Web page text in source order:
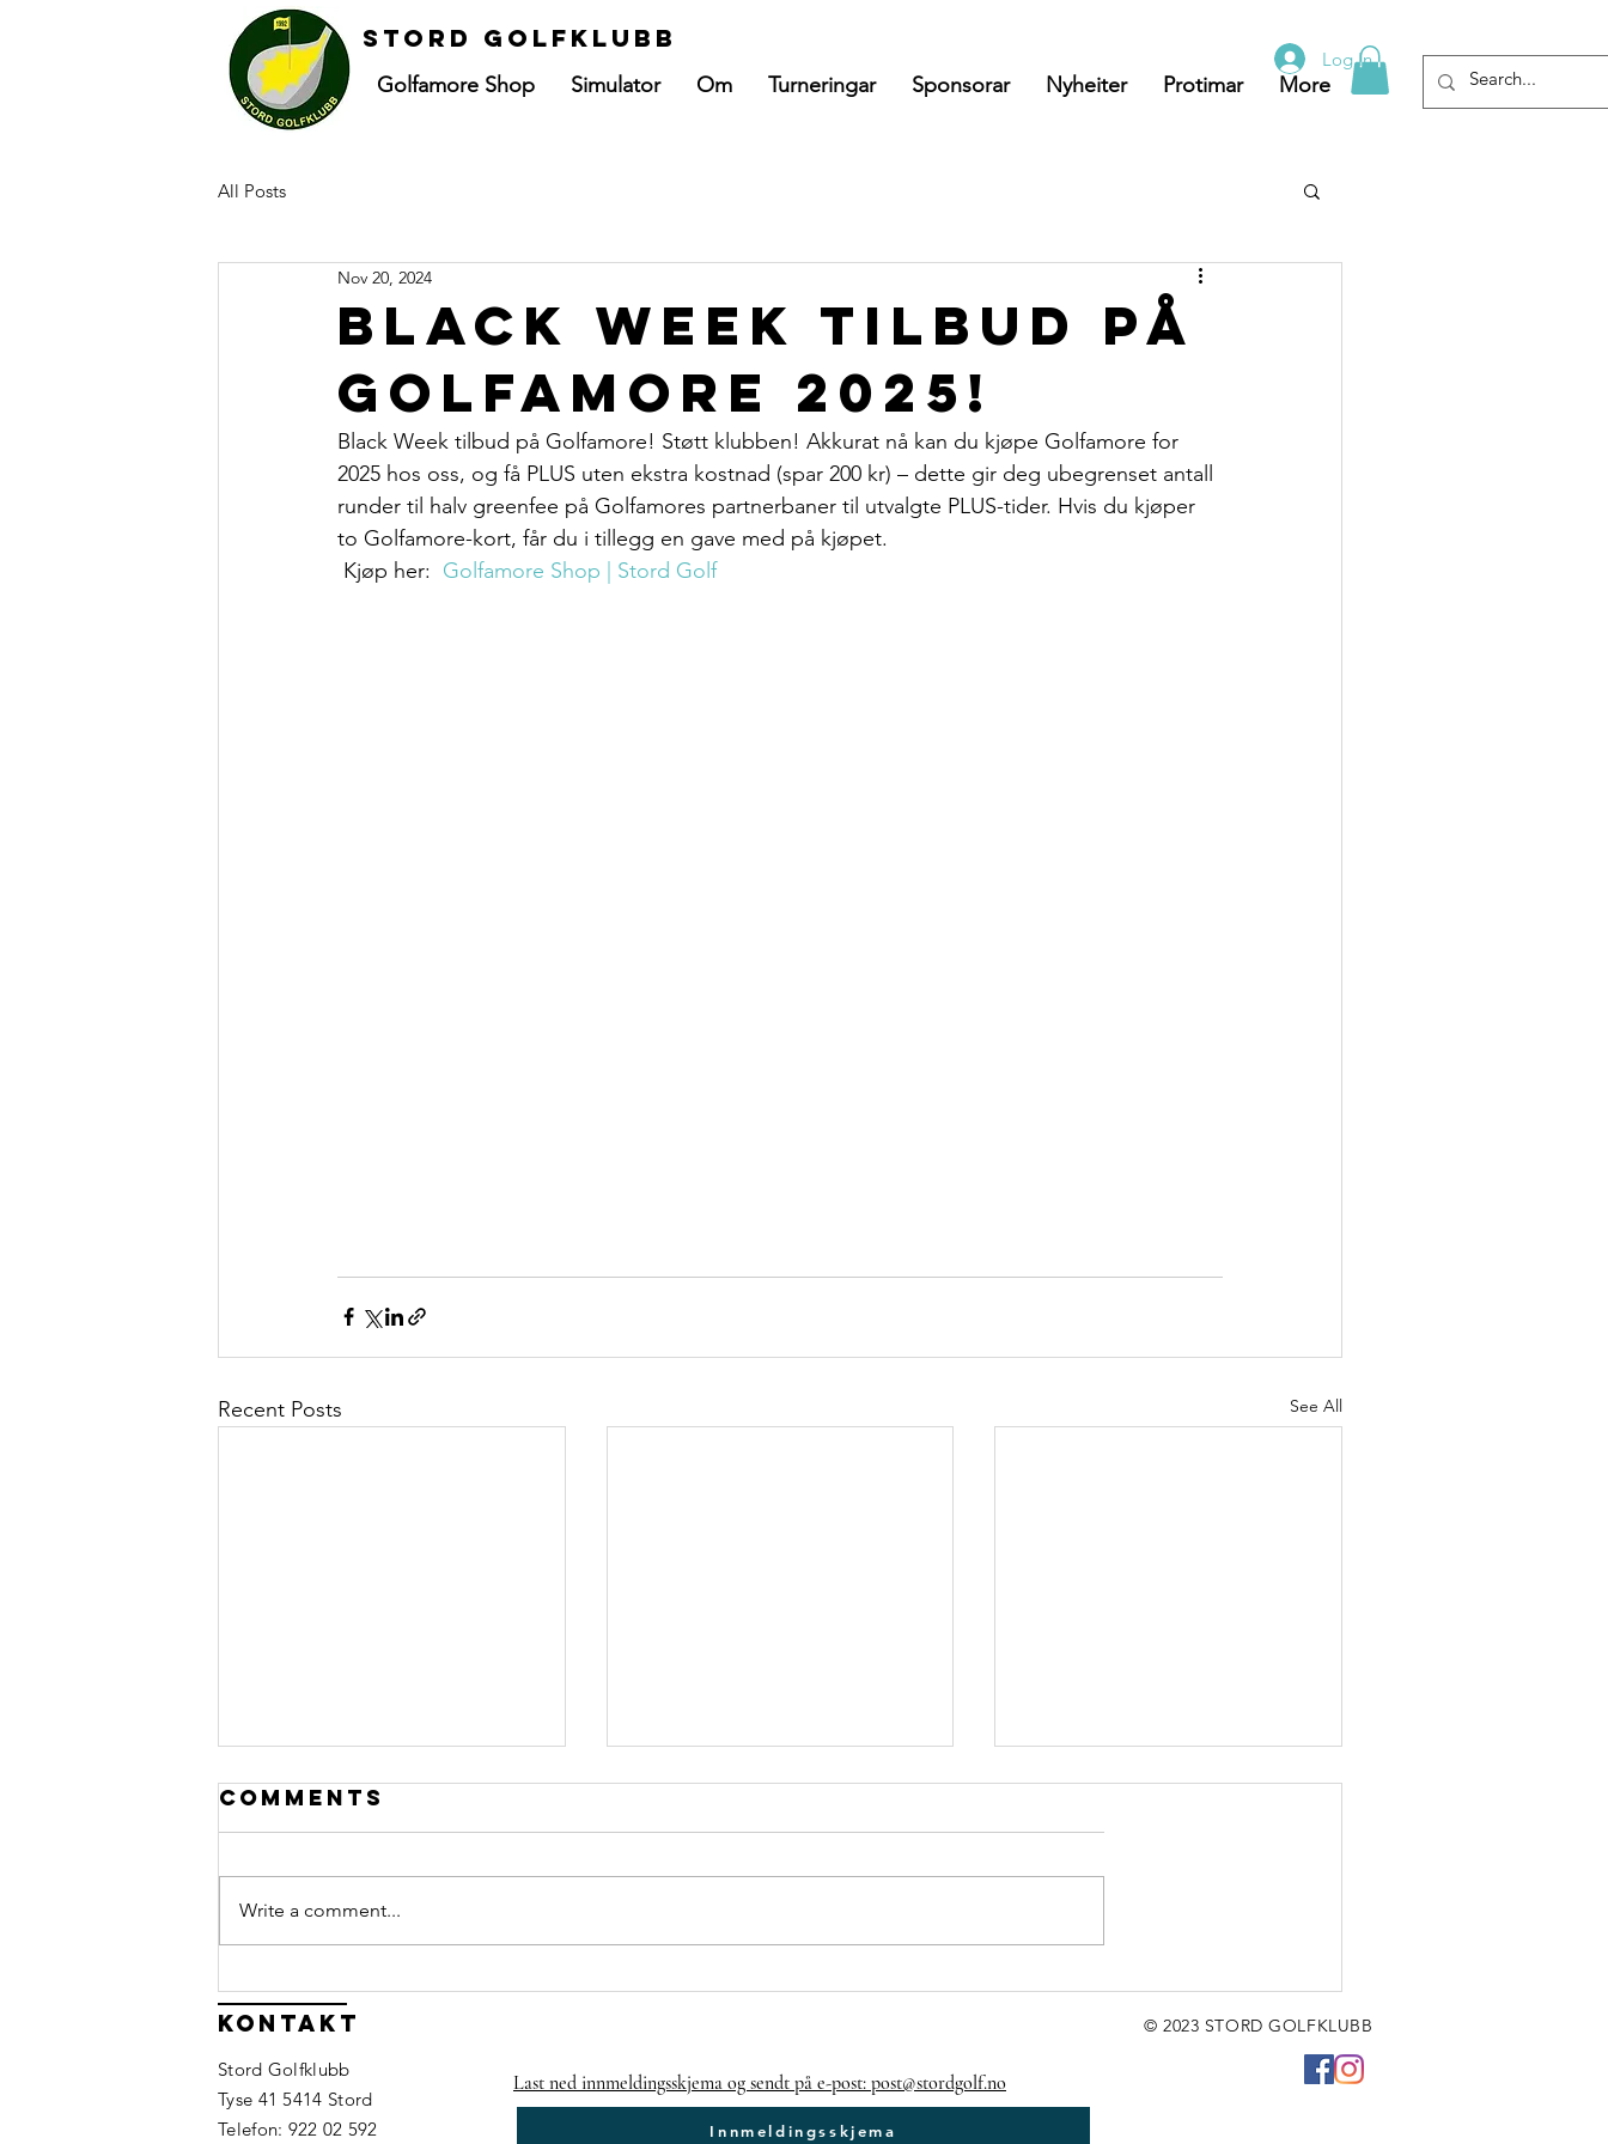
Stord golfklubb
Golfamore Shop Simulator Om Turneringar Sponsorar Nyheiter Protimar More
Log In
All Posts
Black Week tilbud på
Golfamore 2025!
Nov 20, 2024
Black Week tilbud på Golfamore! Støtt klubben! Akkurat nå kan du kjøpe Golfamore for
2025 hos oss, og få PLUS uten ekstra kostnad (spar 200 kr) – dette gir deg ubegrenset antall
runder til halv greenfee på Golfamores partnerbaner til utvalgte PLUS-tider. Hvis du kjøper
to Golfamore-kort, får du i tillegg en gave med på kjøpet.
Kjøp her: Golfamore Shop | Stord Golf
Recent Posts See All
Har du lyst til
å bidra når me
Olyo Junior
Tour?⛳
Veke 21⛳🏌️‍♂️🏌️‍♀️
For ein fredag,
igjen!❤
Comments
Write a comment...
Kontakt
Stord Golfklubb
Tyse 41 5414 Stord
Telefon: 922 02 592
© 2023 STORD GOLFKLUBB
Last ned innmeldingsskjema og sendt på e-post: post@stordgolf.no
Innmeldingsskjema